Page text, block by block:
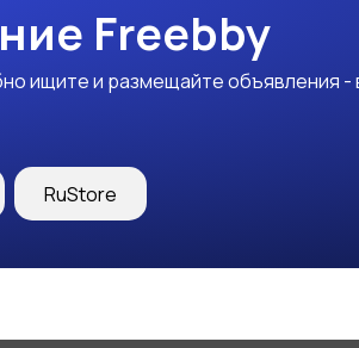
Freebby
ищите и размещайте объявления -
RuStore